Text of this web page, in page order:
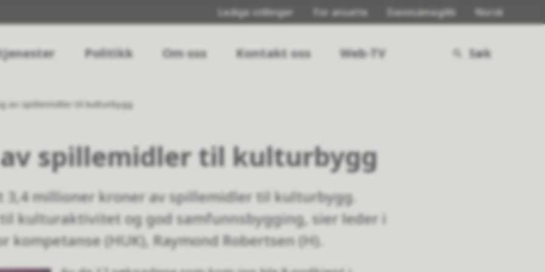
Ledige stillinger For ansatte Davvisámegillii Norsk
Politikk Om oss Kontakt oss Web-TV Søk
av spillemidler til kulturbygg
spillemidler til kulturbygg
millioner kroner av spillemidler til kulturbygg.
kulturaktivitet og god samfunnsbygging, sier leder i
kompetanse (HUK), Raymond Robertsen (H).